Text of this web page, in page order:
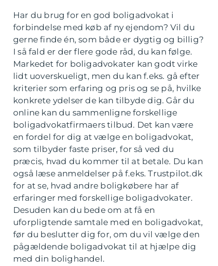
Har du brug for en god boligadvokat i
forbindelse med køb af ny ejendom? Vil du
gerne finde én, som både er dygtig og billig?
I så fald er der flere gode råd, du kan følge.
Markedet for boligadvokater kan godt virke
lidt uoverskueligt, men du kan f.eks. gå efter
kriterier som erfaring og pris og se på, hvilke
konkrete ydelser de kan tilbyde dig. Går du
online kan du sammenligne forskellige
boligadvokatfirmaers tilbud. Det kan være
en fordel for dig at vælge en boligadvokat,
som tilbyder faste priser, for så ved du
præcis, hvad du kommer til at betale. Du kan
også læse anmeldelser på f.eks. Trustpilot.dk
for at se, hvad andre boligkøbere har af
erfaringer med forskellige boligadvokater.
Desuden kan du bede om at få en
uforpligtende samtale med en boligadvokat,
før du beslutter dig for, om du vil vælge den
pågældende boligadvokat til at hjælpe dig
med din bolighandel.